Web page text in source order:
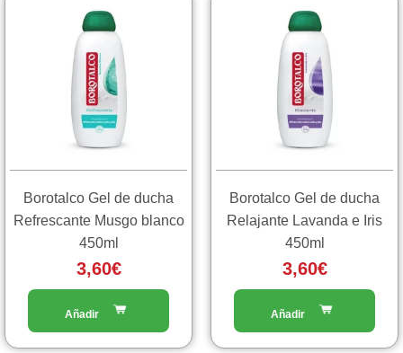
Borotalco Gel de ducha
Refrescante Musgo blanco
450ml
3,60€
Borotalco Gel de ducha
Relajante Lavanda e Iris
450ml
3,60€